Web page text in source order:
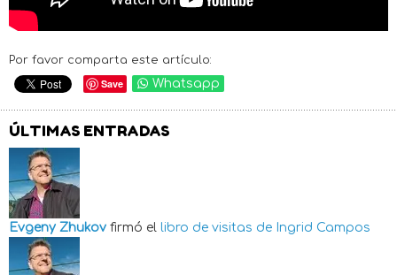
Por favor comparta este artículo:
Save Whatsapp
ÚLTIMAS ENTRADAS
Evgeny Zhukov firmó el libro de visitas de Ingrid Campos